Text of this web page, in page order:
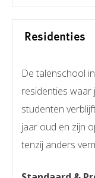
Residenties
De talenschool
residenties
studenten
jaar oud en zijn
tenzij anders